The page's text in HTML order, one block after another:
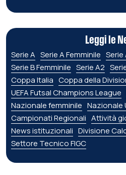
Leggi le
Serie A Serie A Femminile Serie
Serie B Femminile Serie A2
Coppa Italia Coppa della
UEFA Futsal Champions League
Nazionale femminile Nazionale
Campionati Regionali Attività
News istituzionali Divisione
Settore Tecnico FIGC